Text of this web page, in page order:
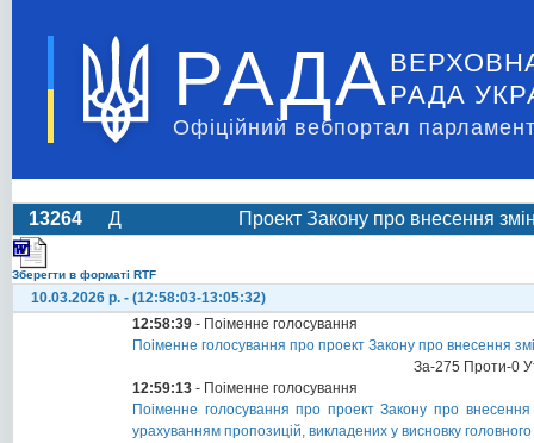
РАДА РАДА
Офіційний вебпортал
13264 Д Проект Закону про внесення
Зберегти в форматі RTF
10.03.2026 р. - (12:58:03-13:05:32)
12:58:39 - Поіменне голосування
Поіменне голосування про проект Закону про внесення
За-275 Проти-0
12:59:13 - Поіменне голосування
Поіменне голосування про проект Закону про
урахуванням пропозицій, викладених у висновку головного